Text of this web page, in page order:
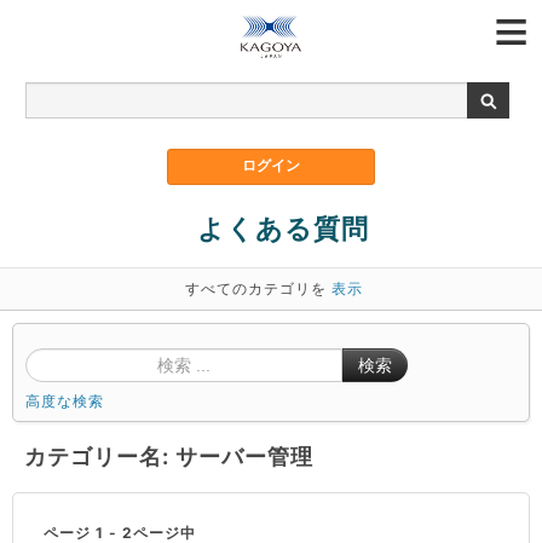
よくある質問
すべてのカテゴリを 表示
検索
高度な検索
カテゴリー名: サーバー管理
ページ 1 - 2ページ中